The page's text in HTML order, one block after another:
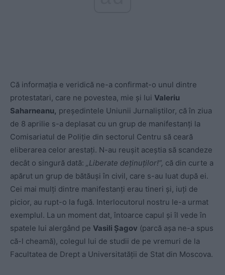
Că informaţia e veridică ne-a confirmat-o unul dintre
protestatari, care ne povestea, mie şi lui Valeriu
Saharneanu, preşedintele Uniunii Jurnaliştilor, că în ziua
de 8 aprilie s-a deplasat cu un grup de manifestanţi la
Comisariatul de Poliţie din sectorul Centru să ceară
eliberarea celor arestaţi. N-au reuşit aceştia să scandeze
decât o singură dată: „Liberate deţinuţilor!”, că din curte a
apărut un grup de bătăuşi în civil, care s-au luat după ei.
Cei mai mulţi dintre manifestanţi erau tineri şi, iuţi de
picior, au rupt-o la fugă. Interlocutorul nostru le-a urmat
exemplul. La un moment dat, întoarce capul şi îl vede în
spatele lui alergând pe Vasili Şagov (parcă aşa ne-a spus
că-l cheamă), colegul lui de studii de pe vremuri de la
Facultatea de Drept a Universitatăţii de Stat din Moscova.